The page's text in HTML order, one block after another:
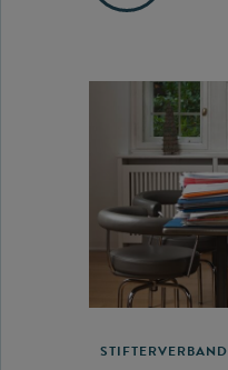
STIFTERVERBAND